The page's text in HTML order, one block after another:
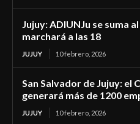
Jujuy: ADIUNJu se suma
marchará a las 18
JUJUY 10 febrero, 2026
San Salvador de Jujuy: el
generará más de 1200
JUJUY 10 febrero, 2026